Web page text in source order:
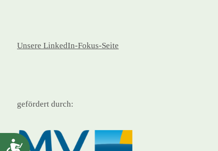
Barrierefreiheit
Unsere LinkedIn-Fokus-Seite
gefördert durch: